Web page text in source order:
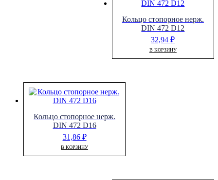
Кольцо стопорное нерж.
DIN 472 D12
32,94₽
В КОРЗИНУ
Кольцо стопорное нерж.
DIN 472 D16
31,86 ₽
В КОРЗИНУ